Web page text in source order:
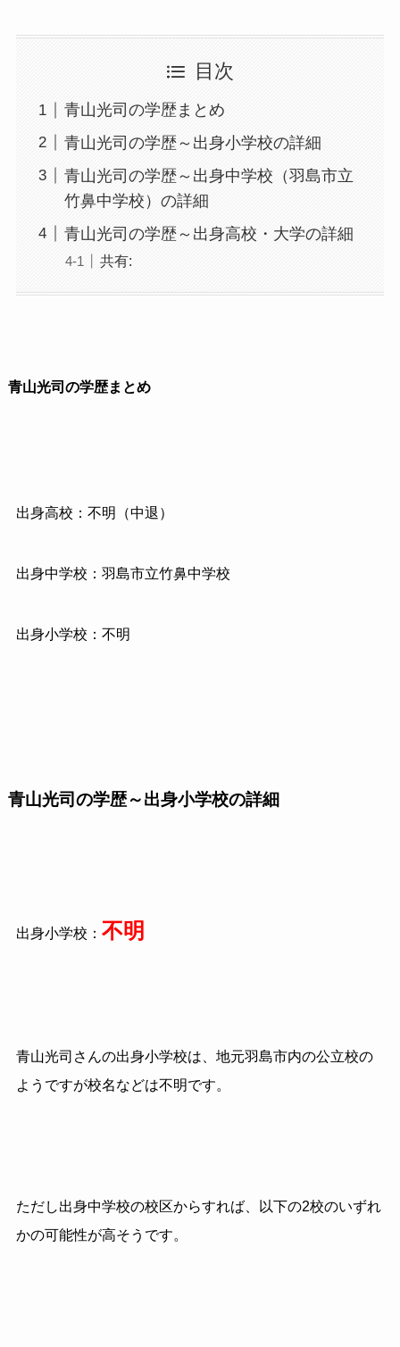
目次
青山光司の学歴まとめ
青山光司の学歴～出身小学校の詳細
青山光司の学歴～出身中学校（羽島市立
竹鼻中学校）の詳細
青山光司の学歴～出身高校・大学の詳細
共有:
青山光司の学歴まとめ
出身高校：不明（中退）
出身中学校：羽島市立竹鼻中学校
出身小学校：不明
青山光司の学歴～出身小学校の詳細
出身小学校： 不明
青山光司さんの出身小学校は、地元羽島市内の公立校の
ようですが校名などは不明です。
ただし出身中学校の校区からすれば、以下の2校のいずれ
かの可能性が高そうです。